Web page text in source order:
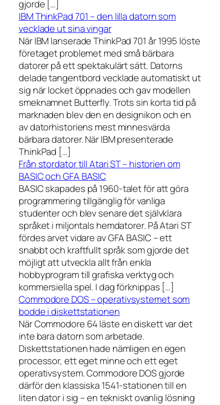
gjorde […]
IBM ThinkPad 701 – den lilla datorn som
vecklade ut sina vingar
När IBM lanserade ThinkPad 701 år 1995 löste
företaget problemet med små bärbara
datorer på ett spektakulärt sätt. Datorns
delade tangentbord vecklade automatiskt ut
sig när locket öppnades och gav modellen
smeknamnet Butterfly. Trots sin korta tid på
marknaden blev den en designikon och en
av datorhistoriens mest minnesvärda
bärbara datorer. När IBM presenterade
ThinkPad […]
Från stordator till Atari ST – historien om
BASIC och GFA BASIC
BASIC skapades på 1960-talet för att göra
programmering tillgänglig för vanliga
studenter och blev senare det självklara
språket i miljontals hemdatorer. På Atari ST
fördes arvet vidare av GFA BASIC – ett
snabbt och kraftfullt språk som gjorde det
möjligt att utveckla allt från enkla
hobbyprogram till grafiska verktyg och
kommersiella spel. I dag förknippas […]
Commodore DOS – operativsystemet som
bodde i diskettstationen
När Commodore 64 läste en diskett var det
inte bara datorn som arbetade.
Diskettstationen hade nämligen en egen
processor, ett eget minne och ett eget
operativsystem. Commodore DOS gjorde
därför den klassiska 1541-stationen till en
liten dator i sig – en tekniskt ovanlig lösning